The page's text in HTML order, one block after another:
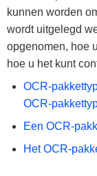
kunnen worden
wordt uitgelegd
opgenomen, hoe
hoe u het kunt
OCR-
OCR-
Een OCR-
Het OCR-